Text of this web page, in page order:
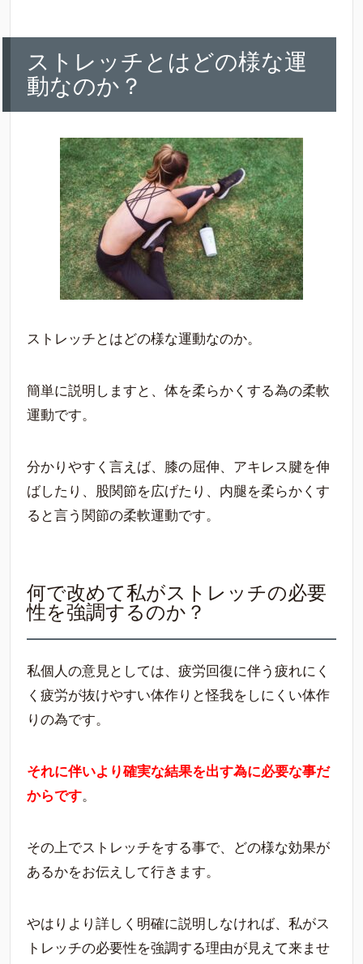
ストレッチとはどの様な運
動なのか？
ストレッチとはどの様な運動なのか。
簡単に説明しますと、体を柔らかくする為の柔軟
運動です。
分かりやすく言えば、膝の屈伸、アキレス腱を伸
ばしたり、股関節を広げたり、内腿を柔らかくす
ると言う関節の柔軟運動です。
何で改めて私がストレッチの必要
性を強調するのか？
私個人の意見としては、疲労回復に伴う疲れにく
く疲労が抜けやすい体作りと怪我をしにくい体作
りの為です。
それに伴いより確実な結果を出す為に必要な事だ
からです。
その上でストレッチをする事で、どの様な効果が
あるかをお伝えして行きます。
やはりより詳しく明確に説明しなければ、私がス
トレッチの必要性を強調する理由が見えて来ませ